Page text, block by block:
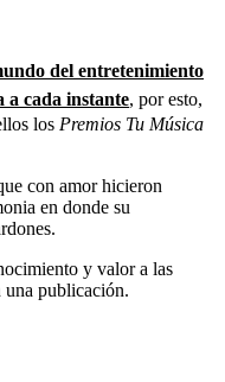
del entretenimiento
a cada instante, por esto,
los Premios Tu Música
con amor hicieron
en donde su
y valor a las
una publicación.